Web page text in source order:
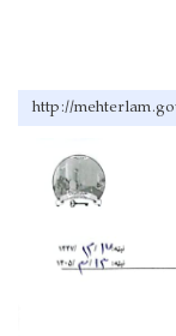
http://